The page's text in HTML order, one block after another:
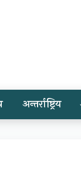
अन्तर्राष्ट्रिय